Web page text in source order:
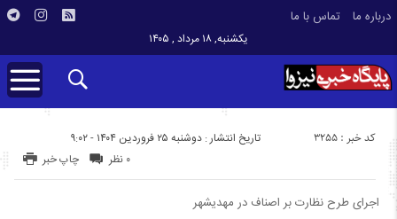
درباره ما تماس با ما
یکشنبه, ۱۸ مرداد , ۱۴۰۵
تاریخ انتشار : دوشنبه ۲۵ فروردین ۱۴۰۴ - ۹:۰۲ کد خبر : 3255
چاپ خبر ۰ نظر
اجرای طرح نظارت بر اصناف در مهدیشهر